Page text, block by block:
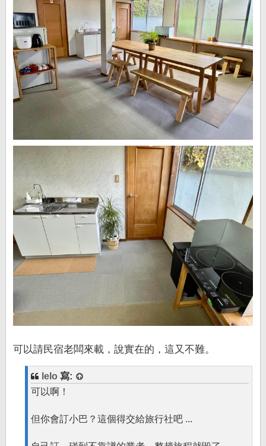
可以請民宿老闆來載，說實在的，這又不難。
lelo 寫:
可以啊！
但你會訂小巴？這個得交給旅行社吧 ...